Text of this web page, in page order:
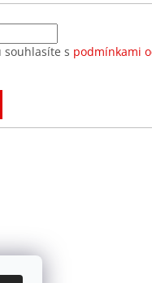
souhlasíte s podmínkami